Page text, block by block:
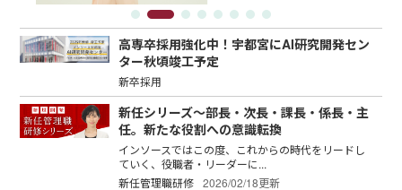
高専卒採用強化中！宇都宮にAI研究開発セン
ター秋頃竣工予定
新卒採用
新任シリーズ～部長・次長・課長・係長・主
任。新たな役割への意識転換
インソースではこの度、これからの時代をリードし
ていく、役職者・リーダーに...
新任管理職研修 2026/02/18更新